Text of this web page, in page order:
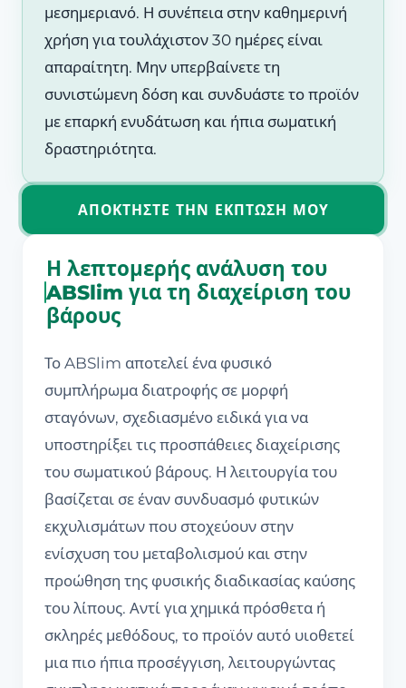
μεσημεριανό. Η συνέπεια στην καθημερινή
χρήση για τουλάχιστον 30 ημέρες είναι
απαραίτητη. Μην υπερβαίνετε τη
συνιστώμενη δόση και συνδυάστε το προϊόν
με επαρκή ενυδάτωση και ήπια σωματική
δραστηριότητα.
ΑΠΟΚΤΉΣΤΕ ΤΗΝ ΈΚΠΤΩΣΉ ΜΟΥ
Η λεπτομερής ανάλυση του
ABSlim για τη διαχείριση του
βάρους
Το ABSlim αποτελεί ένα φυσικό
συμπλήρωμα διατροφής σε μορφή
σταγόνων, σχεδιασμένο ειδικά για να
υποστηρίξει τις προσπάθειες διαχείρισης
του σωματικού βάρους. Η λειτουργία του
βασίζεται σε έναν συνδυασμό φυτικών
εκχυλισμάτων που στοχεύουν στην
ενίσχυση του μεταβολισμού και στην
προώθηση της φυσικής διαδικασίας καύσης
του λίπους. Αντί για χημικά πρόσθετα ή
σκληρές μεθόδους, το προϊόν αυτό υιοθετεί
μια πιο ήπια προσέγγιση, λειτουργώντας